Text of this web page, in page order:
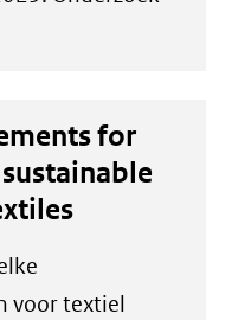
for
voor textiel